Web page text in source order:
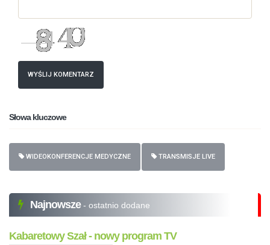
WYŚLIJ KOMENTARZ
Słowa kluczowe
WIDEOKONFERENCJE MEDYCZNE TRANSMISJE LIVE
Najnowsze - ostatnio dodane
Kabaretowy Szał - nowy program TV